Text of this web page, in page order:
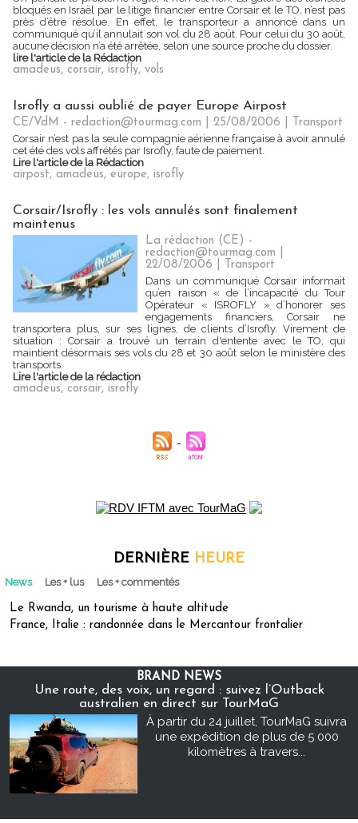
bloqués en Israël par le litige financier entre Corsair et le TO, n’est pas
près d’être résolue. En effet, le transporteur a annoncé dans un
communiqué qu’il annulait son vol du 28 août. Pour celui du 30 août,
aucune décision n’a été arrêtée, selon une source proche du dossier.
lire l'article de la Rédaction
amadeus, corsair, isrofly, vols
Isrofly a aussi oublié de payer Europe Airpost
CE/VdM - redaction@tourmag.com | 25/08/2006
Transport
Corsair n’est pas la seule compagnie aérienne française à avoir annulé
cet été des vols affrétés par Isrofly, faute de paiement.
Lire l'article de la Rédaction
airpost, amadeus, europe, isrofly
Corsair/Isrofly : les vols annulés sont finalement
maintenus
La rédaction (CE) -
redaction@tourmag.com |
22/08/2006
Transport
Dans un communiqué Corsair informait
qu’en raison « de l’incapacité du Tour
Opérateur « ISROFLY » d’honorer ses
engagements financiers, Corsair ne
transportera plus, sur ses lignes, de clients d’Isrofly. Virement de
situation : Corsair a trouvé un terrain d'entente avec le TO, qui
maintient désormais ses vols du 28 et 30 août selon le ministère des
transports.
Lire l'article de la rédaction
amadeus, corsair, isrofly
DERNIÈRE HEURE
News Les + lus Les + commentés
Le Rwanda, un tourisme à haute altitude
France, Italie : randonnée dans le Mercantour frontalier
BRAND NEWS
Une route, des voix, un regard : suivez l’Outback
australien en direct sur TourMaG
À partir du 24 juillet, TourMaG suivra
une expédition de plus de 5 000
kilomètres à travers...